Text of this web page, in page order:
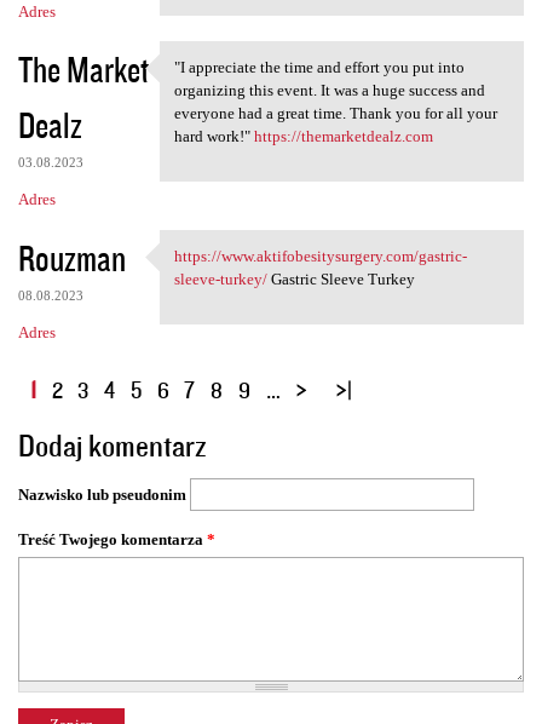
Adres
The Market
Dealz
03.08.2023
Adres
"I appreciate the time and
"I appreciate the time and effort you put into
organizing this event. It was a huge success and
everyone had a great time. Thank you for all your
hard work!" https://themarketdealz.com
Rouzman
08.08.2023
Adres
https://www
https://www.aktifobesitysurgery.com/gastric-
sleeve-turkey/Gastric Sleeve Turkey
S
r
o
n
y
1 2 3 4 5 6 7 8 9 …
Dodaj komentarz
Nazwisko lub pseudonim
Treść Twojego komentarza *